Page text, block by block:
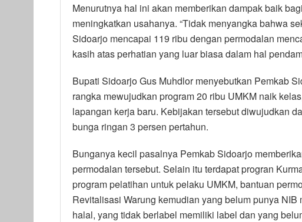
Menurutnya hal ini akan memberikan dampak baik
meningkatkan usahanya. “Tidak menyangka bahwa
Sidoarjo mencapai 119 ribu dengan permodalan
kasih atas perhatian yang luar biasa dalam hal
Bupati Sidoarjo Gus Muhdlor menyebutkan Pemkab
rangka mewujudkan program 20 ribu UMKM naik
lapangan kerja baru. Kebijakan tersebut diwujudkan
bunga ringan 3 persen pertahun.
Bunganya kecil pasalnya Pemkab Sidoarjo
permodalan tersebut. Selain itu terdapat progran
program pelatihan untuk pelaku UMKM, bantuan
Revitalisasi Warung kemudian yang belum punya
halal, yang tidak berlabel memiliki label dan yang